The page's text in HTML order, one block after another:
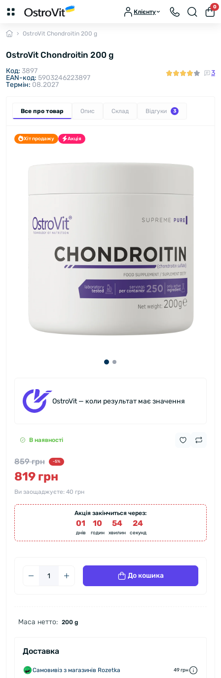
Клієнту
0
OstroVit Chondroitin 200 g
OstroVit Chondroitin 200 g
Код: 3897
EAN-код: 5903246223897
Термін: 08.2027
3
Все про товар Опис Склад Відгуки 3
Хіт продажу Акція
OstroVit — коли результат має значення
В наявності
859 грн -5%
819 грн
Ви заощаджуєте: 40 грн
Акція закінчиться через:
01
днів
10
годин
54
хвилин
23
секунд
До кошика
Маса нетто: 200 g
Доставка
Самовивіз з магазинів Rozetka 49 грн